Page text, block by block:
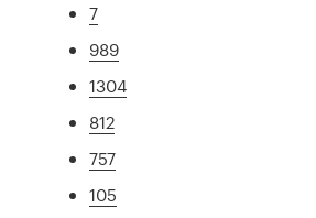
7
989
1304
812
757
105